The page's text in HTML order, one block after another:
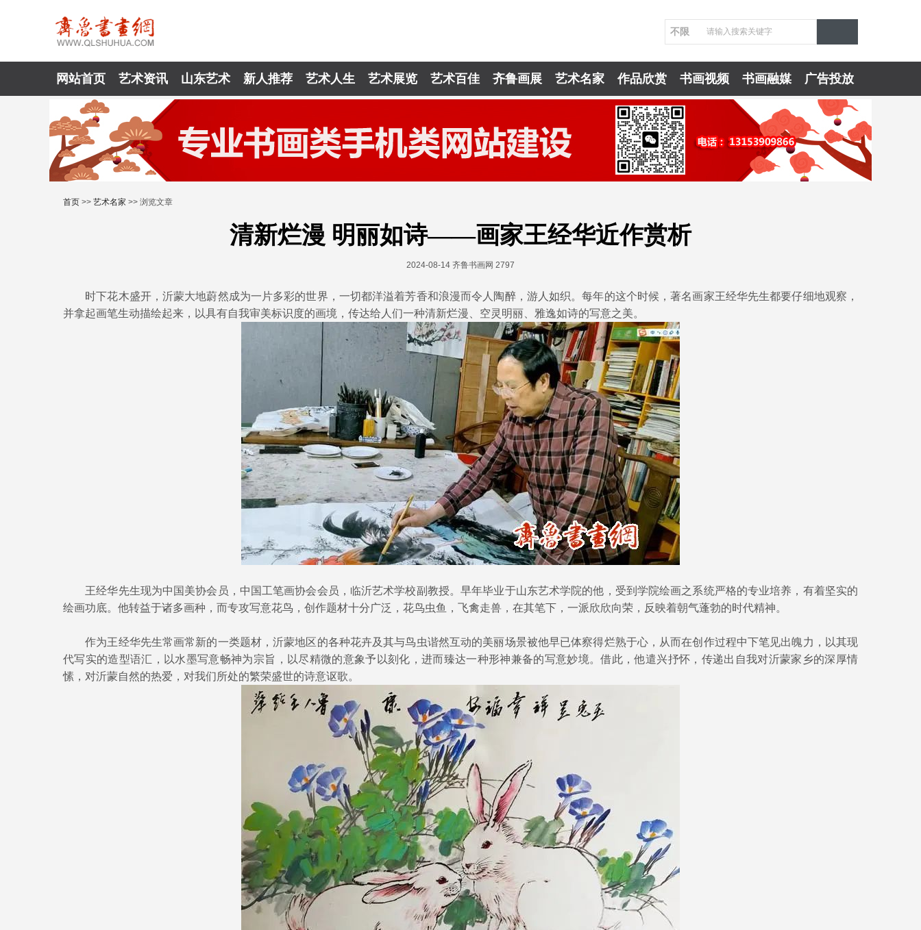
不限
网站首页 艺术资讯 山东艺术 新人推荐 艺术人生 艺术展览 艺术百佳 齐鲁画展 艺术名家 作品欣赏 书画视频 书画融媒 广告投放
首页 >> 艺术名家 >> 浏览文章
清新烂漫 明丽如诗——画家王经华近作赏析
2024-08-14 齐鲁书画网 2797
时下花木盛开，沂蒙大地蔚然成为一片多彩的世界，一切都洋溢着芳香和浪漫而令人陶醉，游人如织。每年的这个时候，著名画家王经华先生都要仔细地观察，
并拿起画笔生动描绘起来，以具有自我审美标识度的画境，传达给人们一种清新烂漫、空灵明丽、雅逸如诗的写意之美。
王经华先生现为中国美协会员，中国工笔画协会会员，临沂艺术学校副教授。早年毕业于山东艺术学院的他，受到学院绘画之系统严格的专业培养，有着坚实的
绘画功底。他转益于诸多画种，而专攻写意花鸟，创作题材十分广泛，花鸟虫鱼，飞禽走兽，在其笔下，一派欣欣向荣，反映着朝气蓬勃的时代精神。
作为王经华先生常画常新的一类题材，沂蒙地区的各种花卉及其与鸟虫谐然互动的美丽场景被他早已体察得烂熟于心，从而在创作过程中下笔见出魄力，以其现
代写实的造型语汇，以水墨写意畅神为宗旨，以尽精微的意象予以刻化，进而臻达一种形神兼备的写意妙境。借此，他遣兴抒怀，传递出自我对沂蒙家乡的深厚情
愫，对沂蒙自然的热爱，对我们所处的繁荣盛世的诗意讴歌。